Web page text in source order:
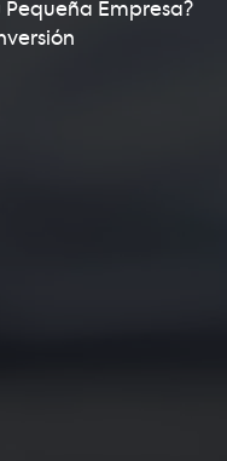
Pequeña Empresa?